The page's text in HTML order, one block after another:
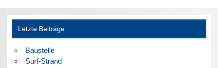
Letzte Beiträge
Baustelle
Surf-Strand